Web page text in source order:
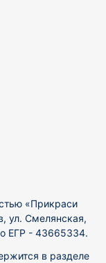
«Прикраси
ул. Смелянская,
ЕГР - 43665334.
в разделе